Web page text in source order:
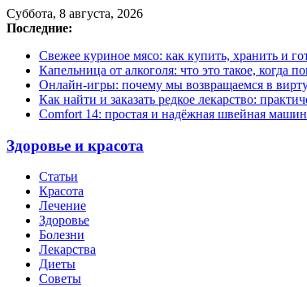
Суббота, 8 августа, 2026
Последние:
Свежее куриное мясо: как купить, хранить и
Капельница от алкоголя: что это такое, когда
Онлайн-игры: почему мы возвращаемся в
Как найти и заказать редкое лекарство:
Comfort 14: простая и надёжная швейная
Здоровье и красота
Статьи
Красота
Лечение
Здоровье
Болезни
Лекарства
Диеты
Советы